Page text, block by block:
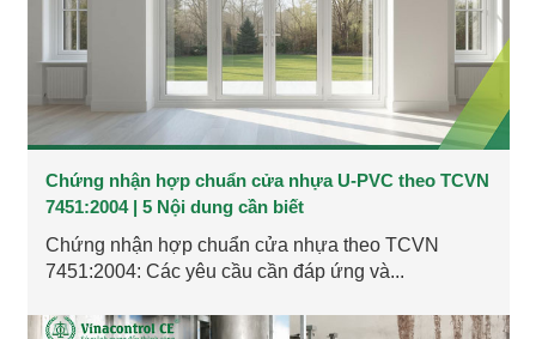
Chứng nhận hợp chuẩn cửa nhựa U-PVC theo TCVN
7451:2004 | 5 Nội dung cần biết
Chứng nhận hợp chuẩn cửa nhựa theo TCVN
7451:2004: Các yêu cầu cần đáp ứng và...